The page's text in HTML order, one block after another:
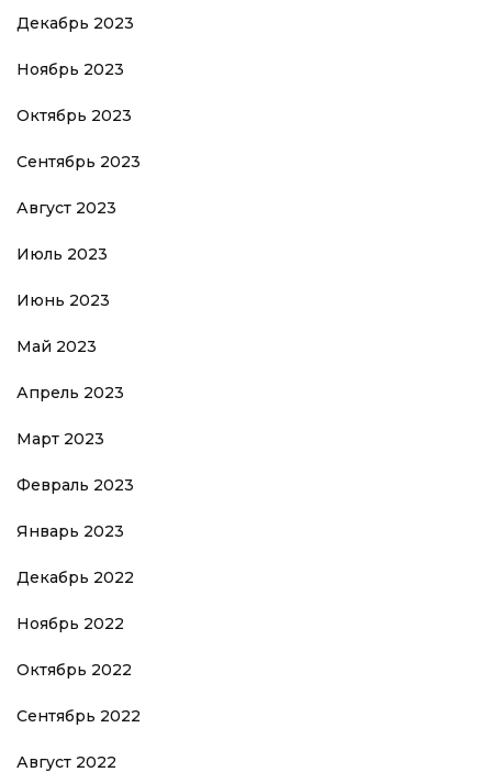
Декабрь 2023
Ноябрь 2023
Октябрь 2023
Сентябрь 2023
Август 2023
Июль 2023
Июнь 2023
Май 2023
Апрель 2023
Март 2023
Февраль 2023
Январь 2023
Декабрь 2022
Ноябрь 2022
Октябрь 2022
Сентябрь 2022
Август 2022